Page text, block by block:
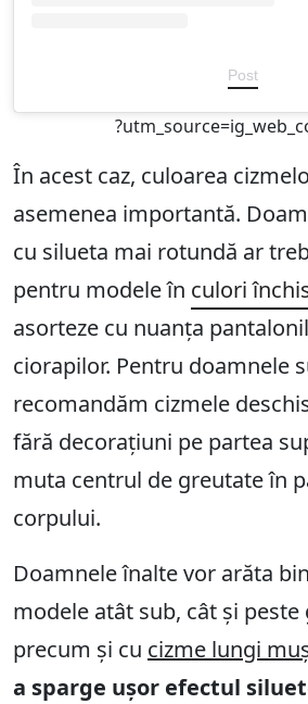
Post
În acest caz, culoarea
asemenea importantă.
cu silueta mai rotundă ar
pentru modele în culori
asorteze cu nuanța
ciorapilor. Pentru doamnele
recomandăm cizmele
fără decorațiuni pe partea
muta centrul de greutate în
corpului.
Doamnele înalte vor arăta
modele atât sub, cât și peste
precum și cu cizme lungi
a sparge ușor efectul